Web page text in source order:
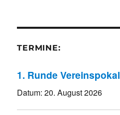
TERMINE:
1. Runde Vereinspokal
Datum:20. August 2026